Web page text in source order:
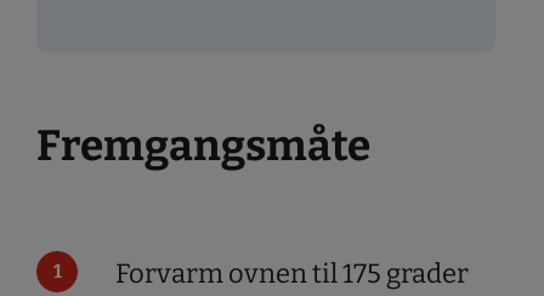
Fremgangsmåte
Forvarm ovnen til 175 grader